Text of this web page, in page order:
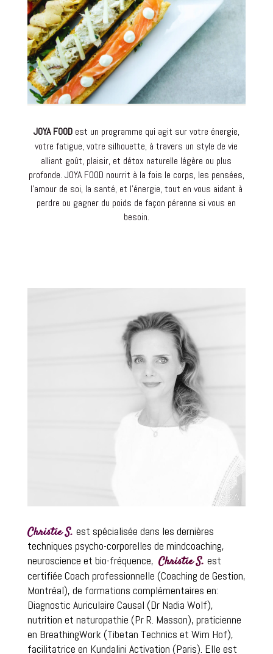
JOYA FOODest un programme qui agit sur votre énergie,
votre fatigue, votre silhouette, à travers un style de vie
alliant goût, plaisir, et détox naturelle légère ou plus
profonde. JOYAFOOD nourrit à la fois le corps, les pensées,
l’amour de soi, la santé, et l’énergie, tout en vous aidant à
perdre ou gagner du poids de façon pérenne si vous en
besoin.
Christie S. est spécialisée dans les dernières
techniques psycho-corporelles de mindcoaching,
neuroscience et bio-fréquence, Christie S. est
certifiée Coach professionnelle (Coaching de Gestion,
Montréal), de formations complémentaires en:
Diagnostic Auriculaire Causal (Dr Nadia Wolf),
nutrition et naturopathie (Pr R. Masson), praticienne
en BreathingWork (Tibetan Technics et Wim Hof),
facilitatrice en Kundalini Activation (Paris). Elle est